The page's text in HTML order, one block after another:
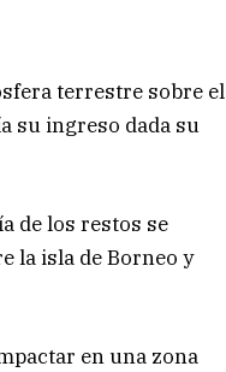
terrestre sobre el
su ingreso dada su
de los restos se
la isla de Borneo y
en una zona